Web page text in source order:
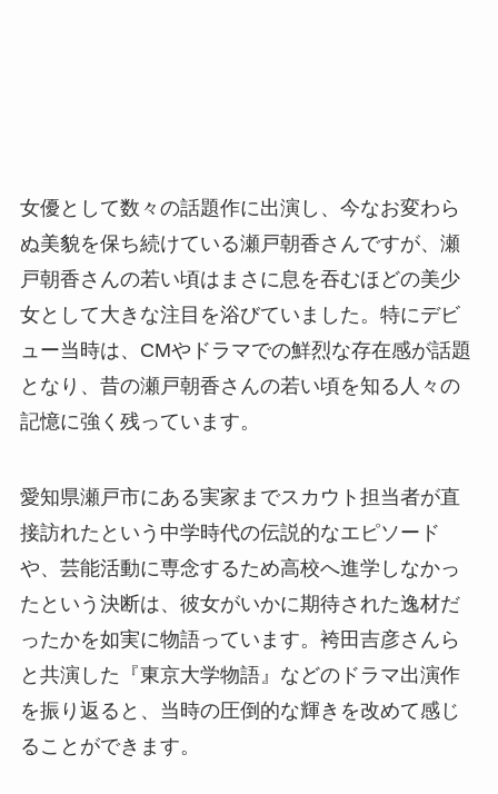
女優として数々の話題作に出演し、今なお変わら
ぬ美貌を保ち続けている瀬戸朝香さんですが、瀬
戸朝香さんの若い頃はまさに息を吞むほどの美少
女として大きな注目を浴びていました。特にデビ
ュー当時は、CMやドラマでの鮮烈な存在感が話題
となり、昔の瀬戸朝香さんの若い頃を知る人々の
記憶に強く残っています。
愛知県瀬戸市にある実家までスカウト担当者が直
接訪れたという中学時代の伝説的なエピソード
や、芸能活動に専念するため高校へ進学しなかっ
たという決断は、彼女がいかに期待された逸材だ
ったかを如実に物語っています。袴田吉彦さんら
と共演した『東京大学物語』などのドラマ出演作
を振り返ると、当時の圧倒的な輝きを改めて感じ
ることができます。